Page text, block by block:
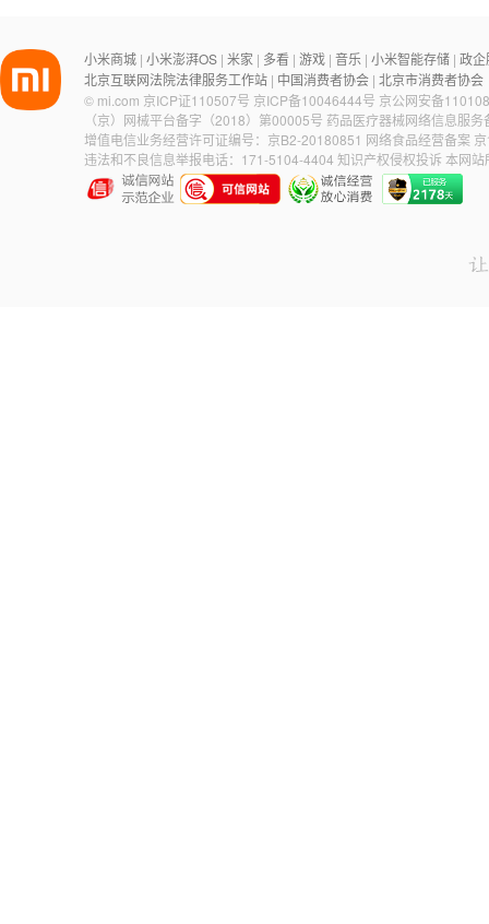
小米商城 小米澎湃OS 米家 多看 游戏 音乐 小米智能存储 政企
北京互联网法院法律服务工作站 中国消费者协会 北京市消费者协会
© mi.com 京ICP证110507号 京ICP备10046444号 京公网安备
（京）网械平台备字（2018）第00005号 药品医疗器械网络信息服
增值电信业务经营许可证编号：京B2-20180851 网络食品经营备案
违法和不良信息举报电话：171-5104-4404 知识产权侵权投诉 本网